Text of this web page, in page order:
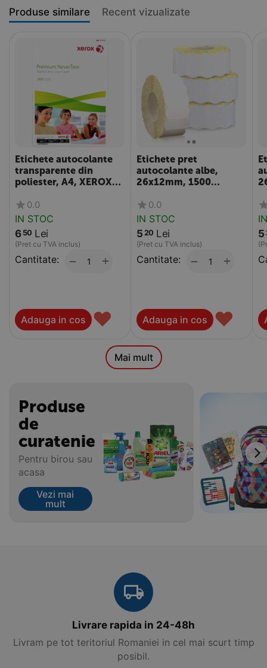
Produse similare Recent vizualizate
Etichete autocolante
transparente din
poliester, A4, XEROX
0.0
IN STOC
6 50 Lei
(Pret cu TVA inclus)
Cantitate: +
−
Adauga in cos ♥
Etichete pret
autocolante albe,
26x12mm, 1500
0.0
IN STOC
5 20 Lei
(Pret cu TVA inclus)
Cantitate: +
−
Adauga in cos ♥
5
Mai mult
Produse
de
curatenie
Pentru birou sau
acasa
Vezi mai
mult
Livrare rapida in 24-48h
Livram pe tot teritoriul Romaniei in cel mai scurt timp
posibil.